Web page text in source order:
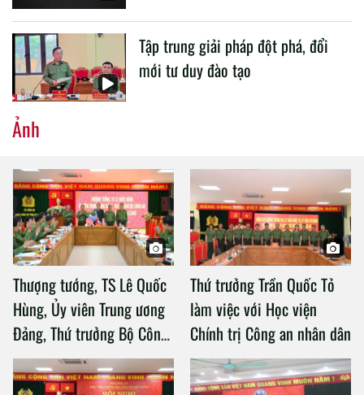
Tập trung giải pháp đột phá, đổi
mới tư duy đào tạo
Ảnh
Thượng tướng, TS Lê Quốc
Hùng, Ủy viên Trung ương
Đảng, Thứ trưởng Bộ Công
an làm việc với Học viện
Chính trị Công an nhân dân
Thứ trưởng Trần Quốc Tỏ
làm việc với Học viện
Chính trị Công an nhân dân